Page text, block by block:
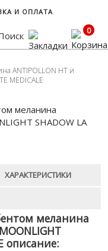
И ОПЛАТА
0
ANTIPOLLON HT и
MEDICALE
ХАРАКТЕРИСТИКИ
меланина
описание: